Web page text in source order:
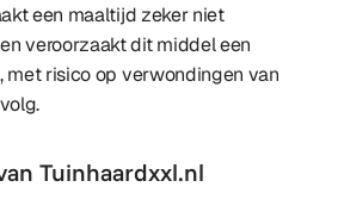
een maaltijd zeker niet
veroorzaakt dit middel een
met risico op verwondingen van
Tuinhaardxxl.nl